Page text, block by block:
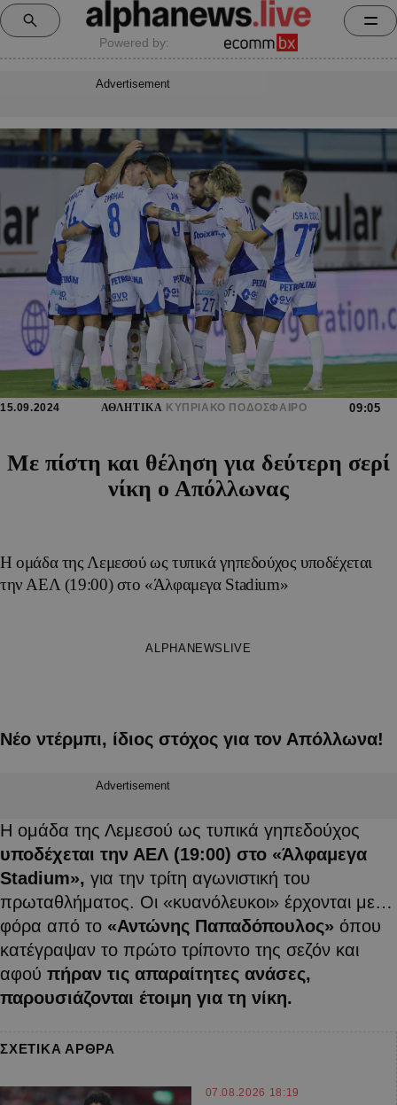
Powered by:
Advertisement
15.09.2024 ΑΘΛΗΤΙΚΑ ΚΥΠΡΙΑΚΟ ΠΟΔΟΣΦΑΙΡΟ 09:05
Με πίστη και θέληση για δεύτερη σερί
νίκη ο Απόλλωνας
Η ομάδα της Λεμεσού ως τυπικά γηπεδούχος υποδέχεται
την ΑΕΛ (19:00) στο «Άλφαμεγα Stadium»
ALPHANEWSLIVE
Νέο ντέρμπι, ίδιος στόχος για τον Απόλλωνα!
Advertisement
Η ομάδα της Λεμεσού ως τυπικά γηπεδούχος
υποδέχεται την ΑΕΛ (19:00) στο «Άλφαμεγα
Stadium», για την τρίτη αγωνιστική του
πρωταθλήματος. Οι «κυανόλευκοι» έρχονται με…
φόρα από το «Αντώνης Παπαδόπουλος» όπου
κατέγραψαν το πρώτο τρίποντο της σεζόν και
αφού πήραν τις απαραίτητες ανάσες,
παρουσιάζονται έτοιμη για τη νίκη.
ΣΧΕΤΙΚΑ ΑΡΘΡΑ
07.08.2026 18:19